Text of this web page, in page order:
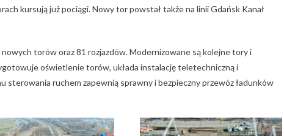
kursują już pociągi. Nowy tor powstał także na linii Gdańsk Kanał
torów oraz 81 rozjazdów. Modernizowane są kolejne tory i
oświetlenie torów, układa instalację teletechniczną i
ruchem zapewnią sprawny i bezpieczny przewóz ładunków